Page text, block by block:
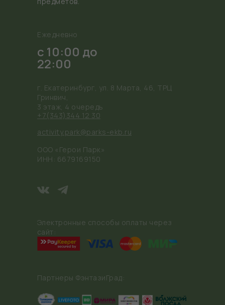
г. Екатеринбург, ул. 8 Марта, 46, ТРЦ
Гринвич,
3 этаж, 4 очередь
Ежедневно
с 10:00 до
22:00
+7(343)344 12 30
ООО «Герои Парк»
ИНН: 6679169150
Электронные способы оплаты через
сайт:
Партнеры ФэнтазиГрад:
activity.park@parks-ekb.ru